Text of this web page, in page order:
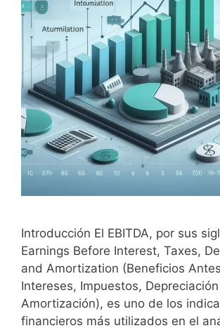
Introducción El EBITDA, por sus
Earnings Before Interest, Taxes,
and Amortization (Beneficios
Intereses, Impuestos,
Amortización), es uno de los
financieros más utilizados en el